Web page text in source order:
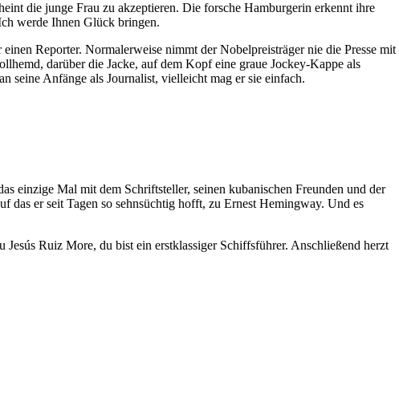
die junge Frau zu akzeptieren. Die forsche Hamburgerin erkennt ihre
werde Ihnen Glück bringen.
Reporter. Normalerweise nimmt der Nobelpreisträger nie die Presse mit
darüber die Jacke, auf dem Kopf eine graue Jockey-Kappe als
seine Anfänge als Journalist, vielleicht mag er sie einfach.
einzige Mal mit dem Schriftsteller, seinen kubanischen Freunden und der
das er seit Tagen so sehnsüchtig hofft, zu Ernest Hemingway. Und es
Jesús Ruiz More, du bist ein erstklassiger Schiffsführer. Anschließend herzt